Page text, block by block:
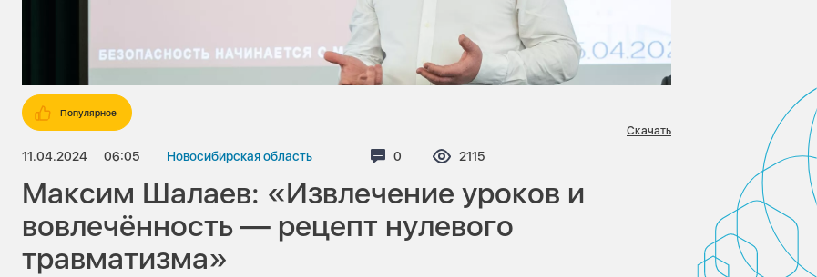
Популярное
11.04.2024 06:05 Новосибирская область Комментариев:
0 Просмотров:
2115
Скачать
Максим Шалаев: «Извлечение уроков и
вовлечённость — рецепт нулевого
травматизма»